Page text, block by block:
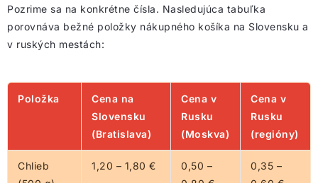
Pozrime sa na konkrétne čísla. Nasledujúca tabuľka
porovnáva bežné položky nákupného košíka na Slovensku a
v ruských mestách:
Položka
Cena na
Slovensku
(Bratislava)
Cena v
Rusku
(Moskva)
Cena v
Rusku
(regióny)
Chlieb
1,20 – 1,80 €
0,50 –
0,35 –